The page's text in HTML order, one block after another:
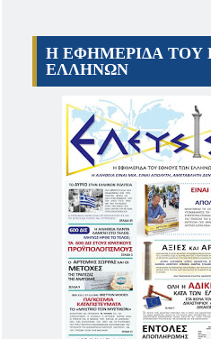
Η ΕΦΗΜΕΡΙΔΑ ΤΟΥ
ΕΛΛΗΝΩΝ